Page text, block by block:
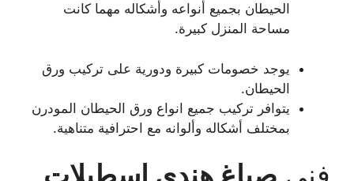
الحيطان بجميع أنواعه وأشكاله مهما كانت
مساحة المنزل كبيرة.
يوجد خصومات كبيرة ودورية على تركيب ورق
الحيطان.
يتوافر تركيب جميع انواع ورق الحيطان المودرن
بمختلف أشكاله وألوانه مع احترافية متناهية.